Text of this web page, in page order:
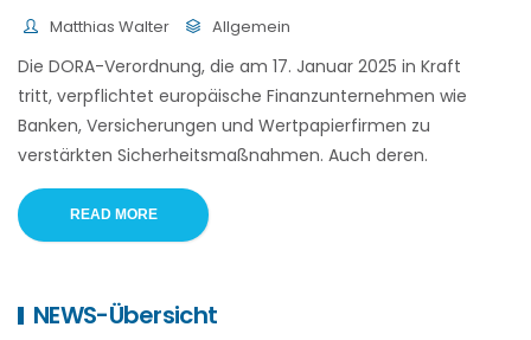
Matthias Walter Allgemein
Die DORA-Verordnung, die am 17. Januar 2025 in Kraft
tritt, verpflichtet europäische Finanzunternehmen wie
Banken, Versicherungen und Wertpapierfirmen zu
verstärkten Sicherheitsmaßnahmen. Auch deren.
READ MORE
NEWS-Übersicht